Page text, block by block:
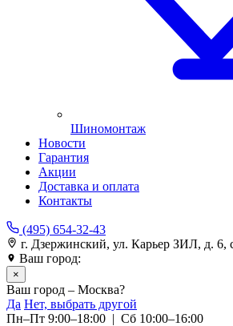
Шиномонтаж
Новости
Гарантия
Акции
Доставка и оплата
Контакты
(495) 654-32-43
г. Дзержинский, ул. Карьер ЗИЛ, д. 6,
Ваш город:
×
Ваш город – Москва?
Да Нет, выбрать другой
Пн–Пт 9:00–18:00 | Сб 10:00–16:00